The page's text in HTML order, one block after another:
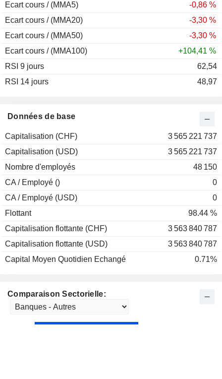
Données de base
Capitalisation (CHF)
3 565 221 737
Capitalisation (USD)
3 565 221 737
Nombre d'employés
48 150
CA / Employé ()
0
CA / Employé (USD)
0
Flottant
98.44 %
Capitalisation flottante (CHF)
3 563 840 787
Capitalisation flottante (USD)
3 563 840 787
Capital Moyen Quotidien Echangé
0.71%
Ecart cours / (MMA5)
-0,86 %
Ecart cours / (MMA20)
-3,30 %
Ecart cours / (MMA50)
-3,30 %
Ecart cours / (MMA100)
+104,41 %
RSI 9 jours
62,54
RSI 14 jours
48,97
Comparaison Sectorielle:
2004
2003
2002
2001
2000
1999
1997
1995
1994